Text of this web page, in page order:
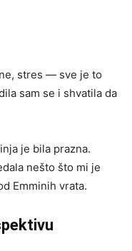
stres — sve je to
sam se i shvatila da
je bila prazna.
nešto što mi je
Emminih vrata.